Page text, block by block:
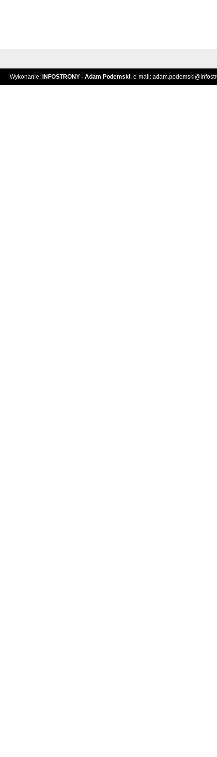
Wykonanie: INFOSTRONY - Adam Podemski, e-mail: